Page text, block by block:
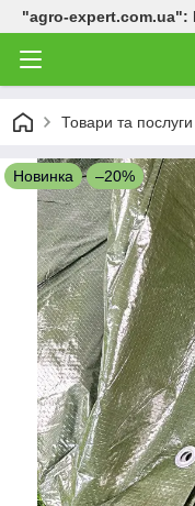
"agro-expert.com.ua":
Товари та послуги
Новинка –20%